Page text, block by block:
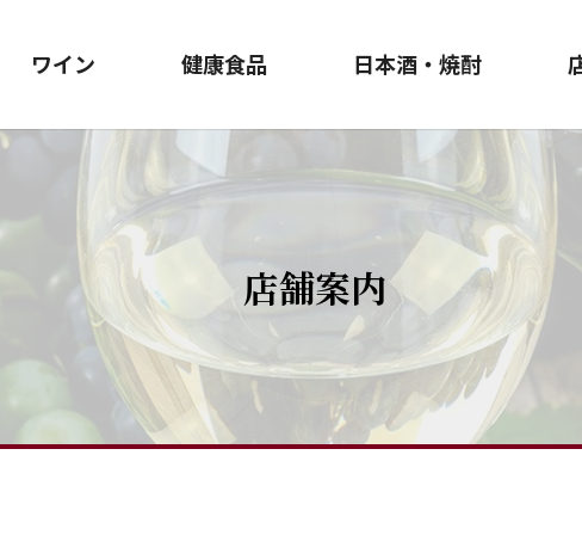
ワイン 健康食品 日本酒・焼酎
店舗案内